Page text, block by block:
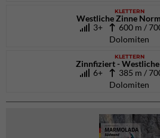
KLETTERN
Westliche Zinne
3+
600 m /
Dolomiten
KLETTERN
Zinnfiziert -
6+
385 m /
Dolomiten